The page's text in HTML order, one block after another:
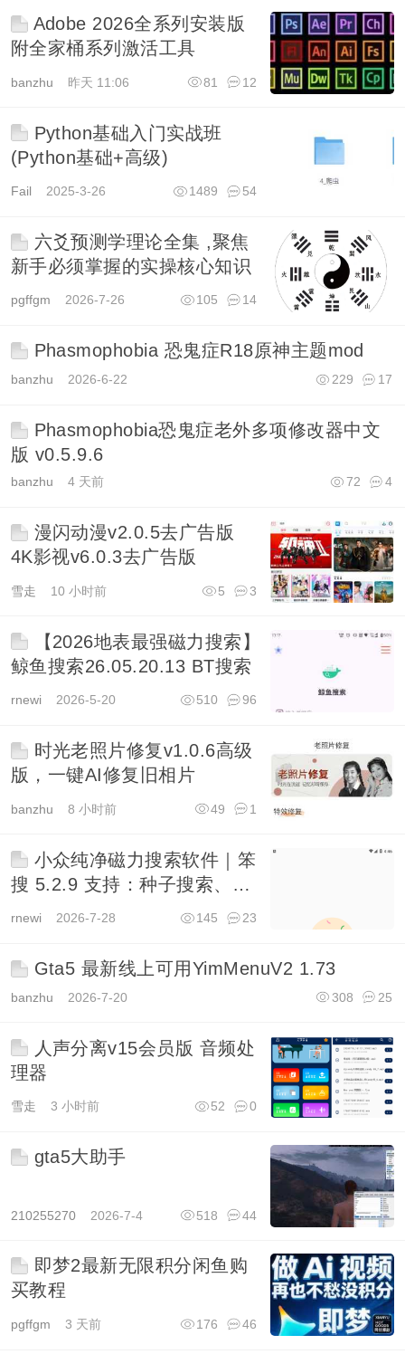
Adobe 2026全系列安装版
附全家桶系列激活工具
banzhu 昨天 11:06 12
81
Python基础入门实战班
(Python基础+高级)
Fail 2025-3-26 54
1489
六爻预测学理论全集 ,聚焦
新手必须掌握的实操核心知识
pgffgm 2026-7-26 14
105
Phasmophobia 恐鬼症R18原神主题mod
banzhu 2026-6-22 17
229
Phasmophobia恐鬼症老外多项修改器中文
版 v0.5.9.6
banzhu 4 天前 4
72
漫闪动漫v2.0.5去广告版
4K影视v6.0.3去广告版
雪走 10 小时前 3
5
【2026地表最强磁力搜索】
鲸鱼搜索26.05.20.13 BT搜索
rnewi 2026-5-20 96
510
时光老照片修复v1.0.6高级
版，一键AI修复旧相片
banzhu 8 小时前 1
49
小众纯净磁力搜索软件｜笨
搜 5.2.9 支持：种子搜索、BT
搜索
rnewi 2026-7-28 23
145
Gta5 最新线上可用YimMenuV2 1.73
banzhu 2026-7-20 25
308
人声分离v15会员版 音频处
理器
雪走 3 小时前 0
52
gta5大助手
2102552702026-7-4 44
518
即梦2最新无限积分闲鱼购
买教程
pgffgm 3 天前 46
176